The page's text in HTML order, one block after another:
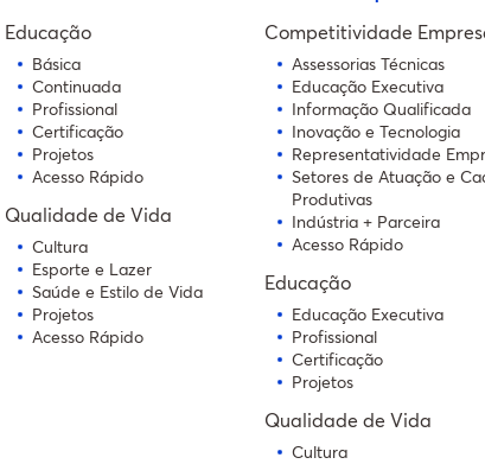
Educação
Básica
Continuada
Profissional
Certificação
Projetos
Acesso Rápido
Qualidade de Vida
Cultura
Esporte e Lazer
Saúde e Estilo de Vida
Projetos
Acesso Rápido
Competitividade
Assessorias Técnicas
Educação Executiva
Informação Qualificada
Inovação e Tecnologia
Representatividade
Setores de Atuação e
Produtivas
Indústria + Parceira
Acesso Rápido
Educação
Educação Executiva
Profissional
Certificação
Projetos
Qualidade de Vida
Cultura